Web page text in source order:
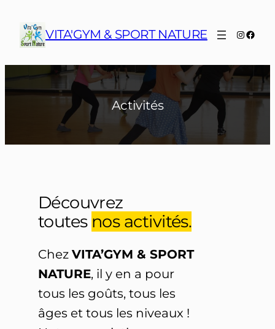
contenu VITA'GYM & SPORT NATURE
Activités
Découvrez
toutes nos activités.
Chez VITA’GYM & SPORT
NATURE, il y en a pour
tous les goûts, tous les
âges et tous les niveaux !